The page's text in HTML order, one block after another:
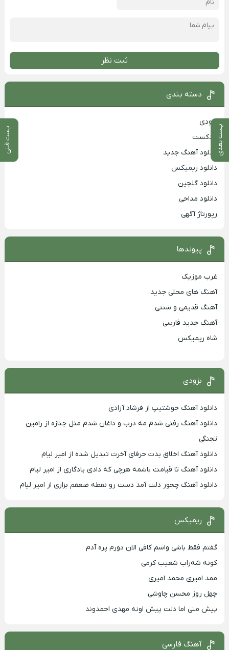
پست بعدی پست قبلی
ثبت نظر
دسته بندی
بزودی
پادکست
دانلود آهنگ جدید
دانلود ریمیکس
دانلود گلچین
دانلود مداحی
رپورتاژ آگهی
پیوندها
غرب موزیک
آهنگ های محلی جدید
آهنگ قدیمی و سنتی
آهنگ جدید فارسی
شاه ریمیکس
بزودی
دانلود آهنگ خوشتیپ از فرشاد آزادی
دانلود آهنگ رفتی شدم مه درب و داغان شدم مثل جنازه از رامین
تجنگی
دانلود آهنگ اخلاق بدت حرفای آخرت تبدیل شده از امیر لیام
دانلود آهنگ تا قیامت باشمه هرچی که دادی یادگاری از امیر لیام
دانلود آهنگ چجور دلت آمد دست رو نقطه ضعفم بزاری از امیر لیام
ریمیکس
گفتم فقط باشی واسم کافی الان دورم پره آدم
کونه شه‌راب شعیب کرمی
ممد امیری محمد امیری
چهل روز محسن چاوشی
پیش منی اما دلت پیش اونه مهدی احمدوند
آهنگ فارسی